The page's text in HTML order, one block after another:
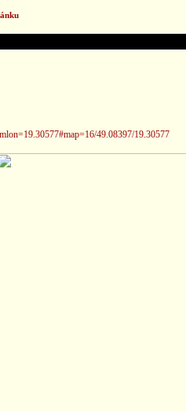
49.08397/19.30577